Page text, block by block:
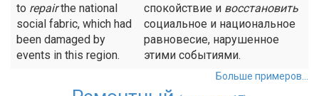
to repairthe national
social fabric, which had
been damaged by
events in this region.
спокойствие и восстановить
социальное и национальное
равновесие, нарушенное
этими событиями.
Больше примеров...